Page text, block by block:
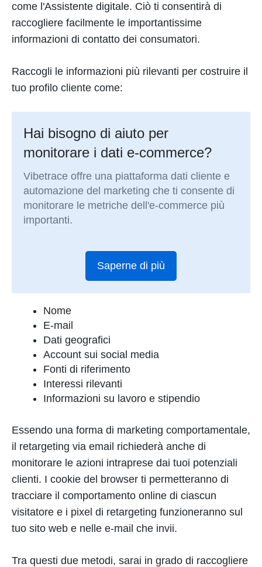
come l'Assistente digitale. Ciò ti consentirà di
raccogliere facilmente le importantissime
informazioni di contatto dei consumatori.
Raccogli le informazioni più rilevanti per costruire il
tuo profilo cliente come:
Hai bisogno di aiuto per
monitorare i dati e-commerce?
Vibetrace offre una piattaforma dati cliente e
automazione del marketing che ti consente di
monitorare le metriche dell'e-commerce più
importanti.
Saperne di più
Nome
E-mail
Dati geografici
Account sui social media
Fonti di riferimento
Interessi rilevanti
Informazioni su lavoro e stipendio
Essendo una forma di marketing comportamentale,
il retargeting via email richiederà anche di
monitorare le azioni intraprese dai tuoi potenziali
clienti. I cookie del browser ti permetteranno di
tracciare il comportamento online di ciascun
visitatore e i pixel di retargeting funzioneranno sul
tuo sito web e nelle e-mail che invii.
Tra questi due metodi, sarai in grado di raccogliere